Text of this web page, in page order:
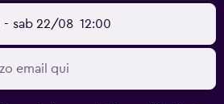
- sab 22/08 12:00